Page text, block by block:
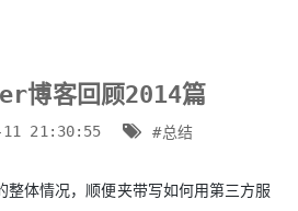
客回顾2014篇
11 21:30:55 #总结
体情况，顺便夹带写如何用第三方服